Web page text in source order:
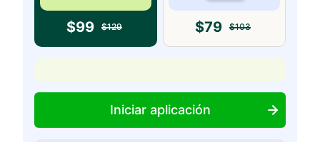
$99 $129 $79 $103
Iniciar aplicación